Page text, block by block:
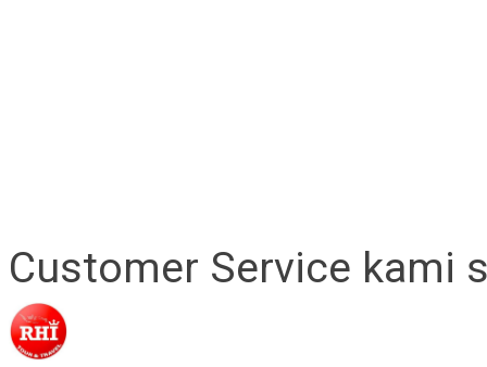
Customer Service kami